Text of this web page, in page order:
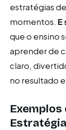
estratégias
momentos. E
que o ensino
aprender de
claro,
no resultado
Exemplos